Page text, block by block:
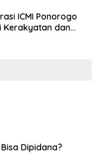
ICMI Ponorogo
Kerakyatan dan
Dipidana?